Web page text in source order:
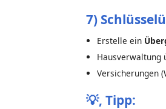
7)
Erstelle ein
Hausverwaltung
Versicherungen
💡, Tipp: